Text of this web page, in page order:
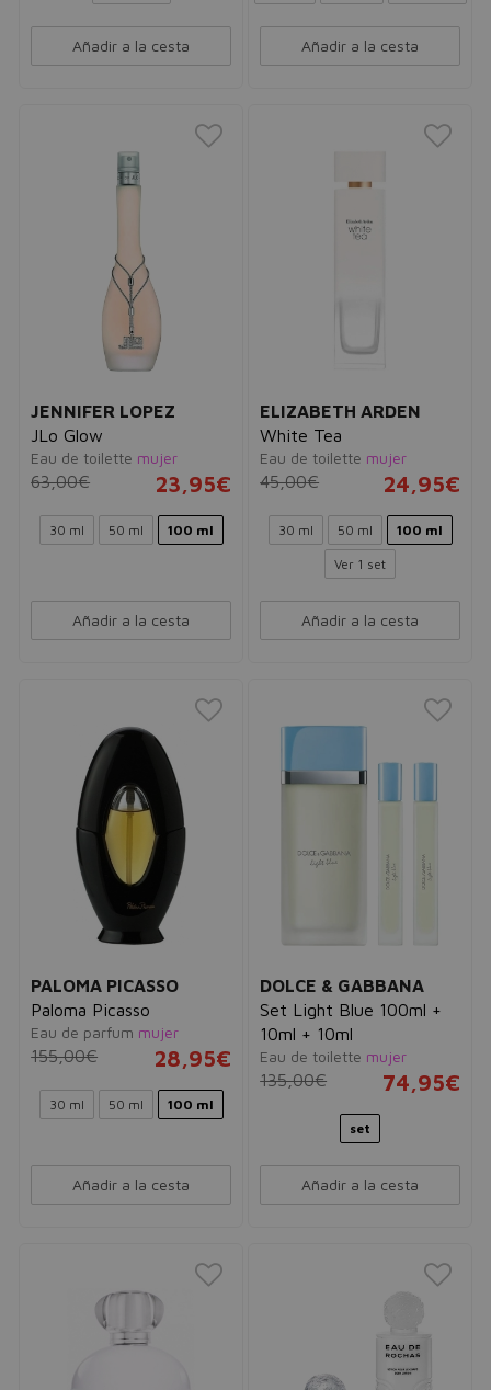
Añadir a la cesta Añadir a la cesta
JENNIFER LOPEZ
JLo Glow
Eau de toilette mujer
63,00€ 23,95€
30 ml 50 ml 100 ml
Añadir a la cesta
ELIZABETH ARDEN
White Tea
Eau de toilette mujer
45,00€ 24,95€
30 ml 50 ml 100 ml
Ver 1 set
Añadir a la cesta
PALOMA PICASSO
Paloma Picasso
Eau de parfum mujer
155,00€ 28,95€
30 ml 50 ml 100 ml
Añadir a la cesta
DOLCE & GABBANA
Set Light Blue 100ml +
10ml + 10ml
Eau de toilette mujer
135,00€ 74,95€
set
Añadir a la cesta